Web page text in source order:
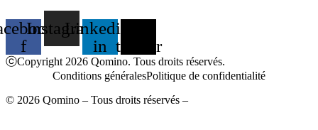
f
Instagram
Linkedin-
in twitter
ⓒCopyright 2026 Qomino. Tous droits réservés.
Conditions généralesPolitique de confidentialité
© 2026 Qomino – Tous droits réservés –